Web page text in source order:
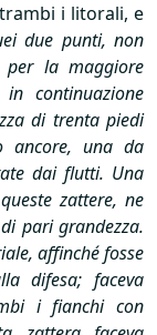
i litorali, e
due punti, non
per la maggiore
in continuazione
di trenta piedi
ancore, una da
dai flutti. Una
zattere, ne
pari grandezza.
affinché fosse
difesa; faceva
i fianchi con